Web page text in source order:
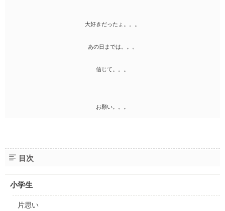
大好きだったょ。。。
あの日までは。。。
信じて。。。
お願い。。。
目次
小学生
片思い